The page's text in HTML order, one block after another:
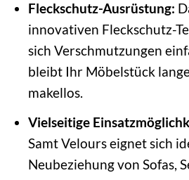
Fleckschutz-Ausrüstung:
innovativen Fleckschutz-
sich Verschmutzungen
bleibt Ihr Möbelstück
makellos.
Vielseitige
Samt Velours eignet sich
Neubeziehung von Sofas,